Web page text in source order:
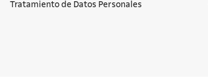
Tratamiento de Datos Personales